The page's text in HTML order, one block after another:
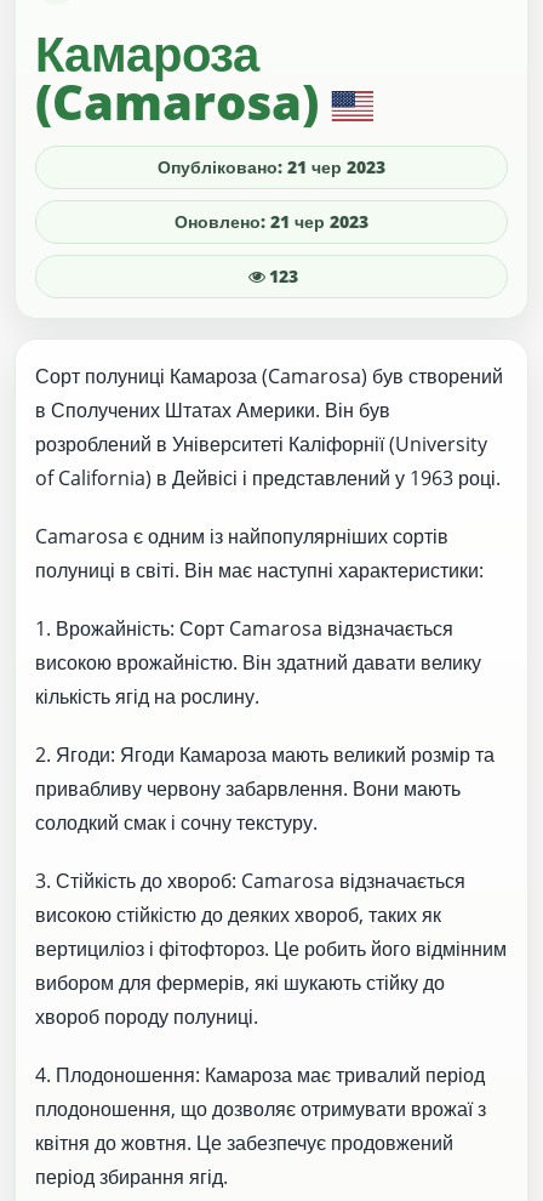
Камароза
(Camarosa)
Опубліковано: 21 чер 2023
Оновлено: 21 чер 2023
123
Сорт полуниці Камароза (Camarosa) був створений
в Сполучених Штатах Америки. Він був
розроблений в Університеті Каліфорнії (University
of California) в Дейвісі і представлений у 1963 році.
Camarosa є одним із найпопулярніших сортів
полуниці в світі. Він має наступні характеристики:
1. Врожайність: Сорт Camarosa відзначається
високою врожайністю. Він здатний давати велику
кількість ягід на рослину.
2. Ягоди: Ягоди Камароза мають великий розмір та
привабливу червону забарвлення. Вони мають
солодкий смак і сочну текстуру.
3. Стійкість до хвороб: Camarosa відзначається
високою стійкістю до деяких хвороб, таких як
вертициліоз і фітофтороз. Це робить його відмінним
вибором для фермерів, які шукають стійку до
хвороб породу полуниці.
4. Плодоношення: Камароза має тривалий період
плодоношення, що дозволяє отримувати врожаї з
квітня до жовтня. Це забезпечує продовжений
період збирання ягід.